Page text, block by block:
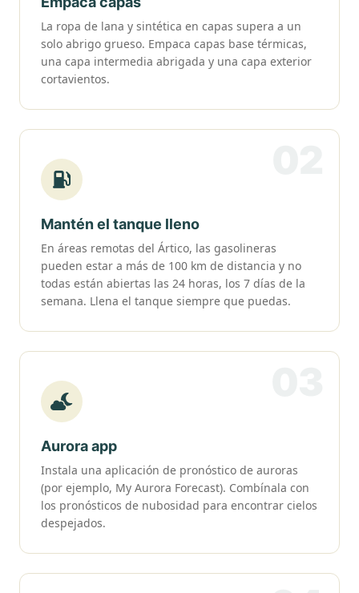
La ropa de lana y sintética en capas supera a un
solo abrigo grueso. Empaca capas base térmicas,
una capa intermedia abrigada y una capa exterior
cortavientos.
Mantén el tanque lleno
En áreas remotas del Ártico, las gasolineras
pueden estar a más de 100 km de distancia y no
todas están abiertas las 24 horas, los 7 días de la
semana. Llena el tanque siempre que puedas.
Aurora app
Instala una aplicación de pronóstico de auroras
(por ejemplo, My Aurora Forecast). Combínala con
los pronósticos de nubosidad para encontrar cielos
despejados.